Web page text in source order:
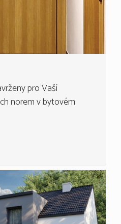
pro Vaší
noremv bytovém